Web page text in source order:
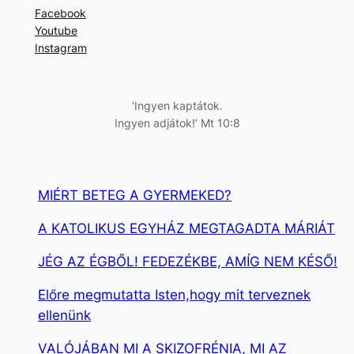
e
s
Facebook
Youtube
Instagram
‘Ingyen kaptátok.
Ingyen adjátok!’ Mt 10:8
MIÉRT BETEG A GYERMEKED?
A KATOLIKUS EGYHÁZ MEGTAGADTA MÁRIÁT
JÉG AZ ÉGBŐL! FEDEZÉKBE, AMÍG NEM KÉSŐ!
Előre megmutatta Isten,hogy mit terveznek
ellenünk
VALÓJÁBAN MI A SKIZOFRÉNIA, MI AZ